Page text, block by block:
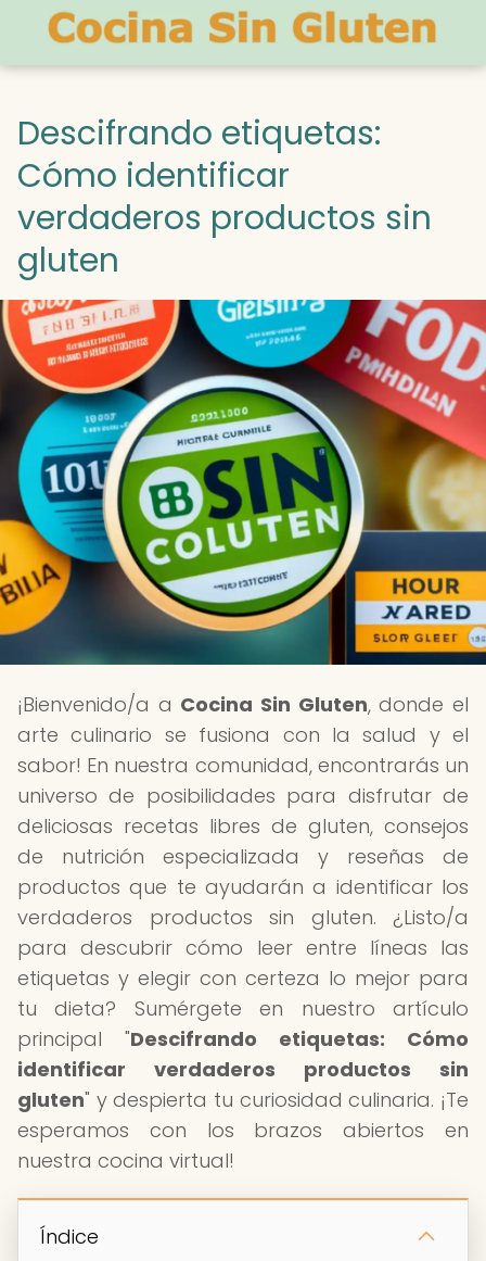
Descifrando etiquetas:
Cómo identificar
verdaderos productos sin
gluten
¡Bienvenido/a a Cocina Sin Gluten, donde el
arte culinario se fusiona con la salud y el
sabor! En nuestra comunidad, encontrarás un
universo de posibilidades para disfrutar de
deliciosas recetas libres de gluten, consejos
de nutrición especializada y reseñas de
productos que te ayudarán a identificar los
verdaderos productos sin gluten. ¿Listo/a
para descubrir cómo leer entre líneas las
etiquetas y elegir con certeza lo mejor para
tu dieta? Sumérgete en nuestro artículo
principal "Descifrando etiquetas: Cómo
identificar verdaderos productos sin
gluten" y despierta tu curiosidad culinaria. ¡Te
esperamos con los brazos abiertos en
nuestra cocina virtual!
Índice